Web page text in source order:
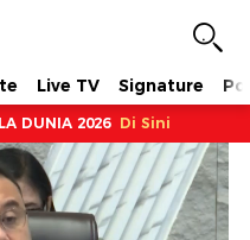
Live TV Signature
DUNIA 2026 Di Sini